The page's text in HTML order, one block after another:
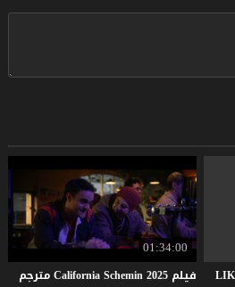
01:34:00
فيلم CaliforniaSchemin2025 مترجم